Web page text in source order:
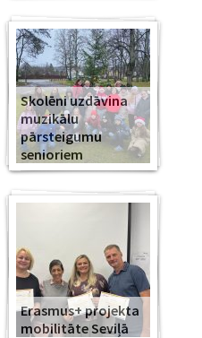
Skolēni uzdāvina
muzikālu
pārsteigumu
senioriem
Erasmus+ projekta
mobilitāte Seviļā